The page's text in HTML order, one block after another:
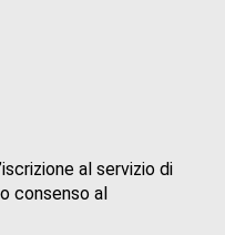
al servizio di
consenso al